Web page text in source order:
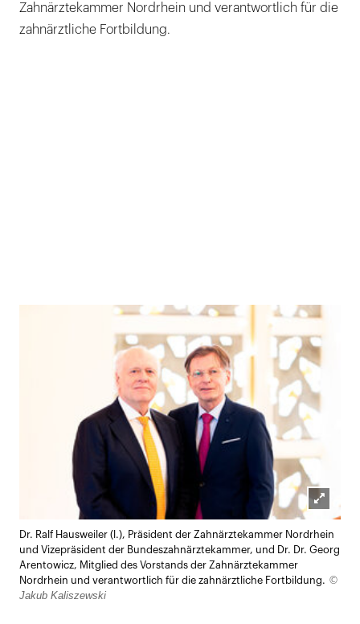
Zahnärztekammer Nordrhein und verantwortlich für die
zahnärztliche Fortbildung.
öffnen
Dr. Ralf Hausweiler (l.), Präsident der Zahnärztekammer Nordrhein
und Vizepräsident der Bundeszahnärztekammer, und Dr. Dr. Georg
Arentowicz, Mitglied des Vorstands der Zahnärztekammer
Nordrhein und verantwortlich für die zahnärztliche Fortbildung. ©
Jakub Kaliszewski